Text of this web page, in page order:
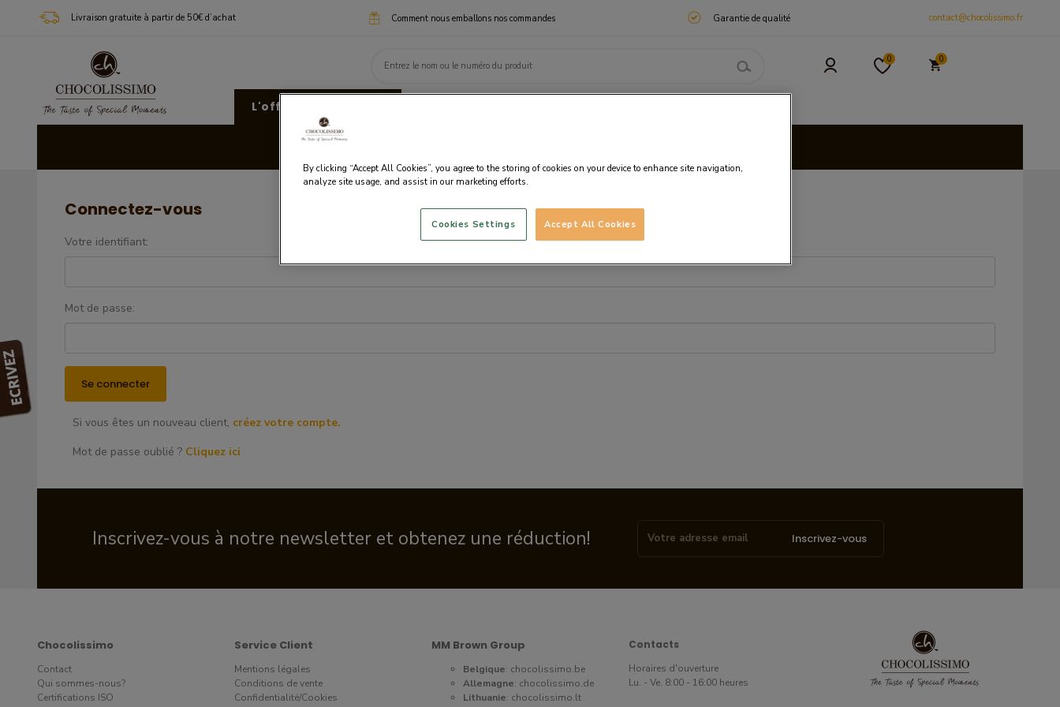
Livraison gratuite à partir de 50€ d’achat Comment nous emballons nos commandes Garantie de qualité contact@chocolissimo.fr
0 0
L'offre Chocolissimo
Connectez-vous
Votre identifiant:
Mot de passe:
Si vous êtes un nouveau client, créez votre compte.
Mot de passe oublié ? Cliquez ici
Inscrivez-vous à notre newsletter et obtenez une réduction! Inscrivez-vous
Chocolissimo
Contact
Qui sommes-nous?
Certifications ISO
Service Client
Mentions légales
Conditions de vente
Confidentialité/Cookies
MM Brown Group
Belgique: chocolissimo.be
Allemagne: chocolissimo.de
Lithuanie: chocolissimo.lt
Contacts
Horaires d'ouverture
Lu. - Ve. 8:00 - 16:00 heures
By clicking “Accept All Cookies”, you agree to the storing of cookies on your device to enhance site navigation,
analyze site usage, and assist in our marketing efforts.
Accept All Cookies
Cookies Settings